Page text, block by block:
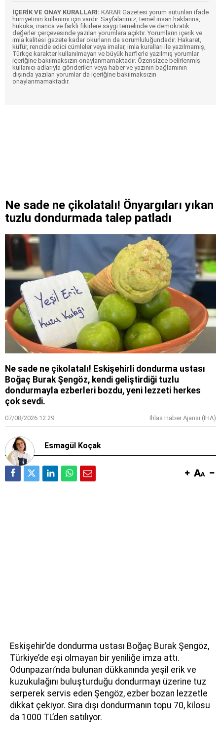
İÇERİK VE ONAY KURALLARI: KARAR Gazetesi yorum sütunları ifade
hürriyetinin kullanımı için vardır. Sayfalarımız, temel insan haklarına,
hukuka, inanca ve farklı fikirlere saygı temelinde ve demokratik
değerler çerçevesinde yazılan yorumlara açıktır. Yorumların içerik ve
imla kalitesi gazete kadar okurların da sorumluluğundadır. Hakaret,
küfür, rencide edici cümleler veya imalar, imla kuralları ile yazılmamış,
Türkçe karakter kullanılmayan ve büyük harflerle yazılmış yorumlar
içeriğine bakılmaksızın onaylanmamaktadır. Özensizce belirlenmiş
kullanıcı adlarıyla gönderilen veya haber ve yazının bağlamının
dışında yazılan yorumlar da içeriğine bakılmaksızın
onaylanmamaktadır.
Ne sade ne çikolatalı! Önyargıları yıkan
tuzlu dondurmada talep patladı
Ne sade ne çikolatalı! Eskişehirli dondurma ustası
Boğaç Burak Şengöz, kendi geliştirdiği tuzlu
dondurmayla ezberleri bozdu, yeni lezzeti herkes
çok sevdi.
07/08/2026 12:29 İhlas Haber Ajansı (IHA)
Esmagül Koçak
Eskişehir’de dondurma ustası Boğaç Burak Şengöz,
Türkiye’de eşi olmayan bir yeniliğe imza attı.
Odunpazarı’nda bulunan dükkanında yeşil erik ve
kuzukulağını buluşturduğu dondurmayı üzerine tuz
serperek servis eden Şengöz, ezber bozan lezzetle
dikkat çekiyor. Sıra dışı dondurmanın topu 70, kilosu
da 1000 TL’den satılıyor.